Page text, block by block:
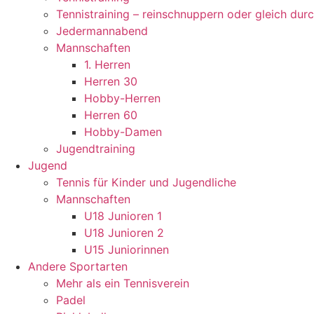
Tennistraining – reinschnuppern oder gleich
Jedermannabend
Mannschaften
1. Herren
Herren 30
Hobby-Herren
Herren 60
Hobby-Damen
Jugendtraining
Jugend
Tennis für Kinder und Jugendliche
Mannschaften
U18 Junioren 1
U18 Junioren 2
U15 Juniorinnen
Andere Sportarten
Mehr als ein Tennisverein
Padel